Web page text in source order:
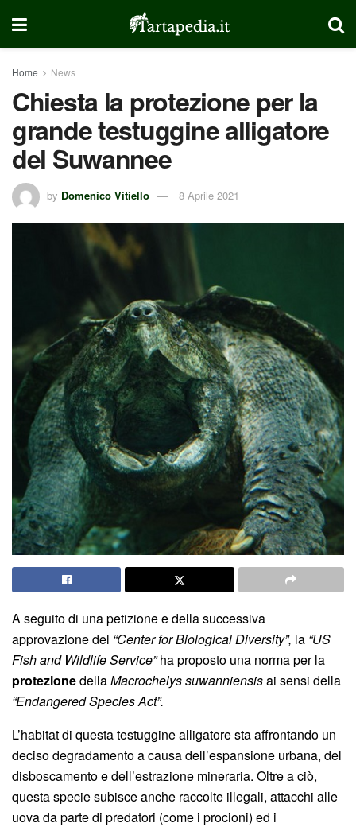
Home News
Chiesta la protezione per la
grande testuggine alligatore
del Suwannee
by Domenico Vitiello 8 Aprile 2021
A seguito di una petizione e della successiva
approvazione del “Center for Biological Diversity”, la “US
Fish and Wildlife Service”ha proposto una norma per la
protezionedellaMacrochelys suwanniensisai sensi della
“Endangered Species Act”.
L’habitat di questa testuggine alligatore sta affrontando un
deciso degradamento a causa dell’espansione urbana, del
disboscamento e dell’estrazione mineraria. Oltre a ciò,
questa specie subisce anche raccolte illegali, attacchi alle
uova da parte di predatori (come i procioni) ed i